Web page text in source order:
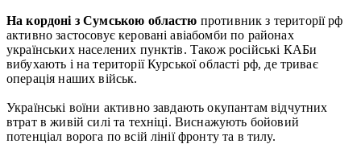
На кордоні з Сумською областю противник з території рф
активно застосовує керовані авіабомби по районах
українських населених пунктів. Також російські КАБи
вибухають і на території Курської області рф, де триває
операція наших військ.
Українські воїни активно завдають окупантам відчутних
втрат в живій силі та техніці. Виснажують бойовий
потенціал ворога по всій лінії фронту та в тилу.